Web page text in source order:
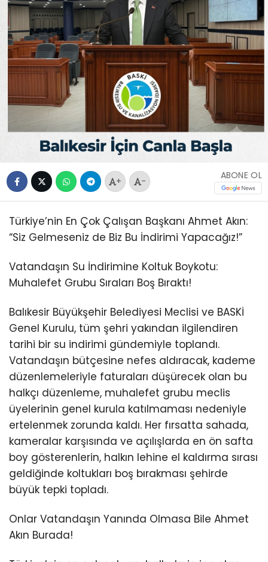
+ -
ABONE OL
Türkiye’nin En Çok Çalışan Başkanı Ahmet Akın:
“Siz Gelmeseniz de Biz Bu İndirimi Yapacağız!”
Vatandaşın Su İndirimine Koltuk Boykotu:
Muhalefet Grubu Sıraları Boş Bıraktı!
Balıkesir Büyükşehir Belediyesi Meclisi ve BASKİ
Genel Kurulu, tüm şehri yakından ilgilendiren
tarihi bir su indirimi gündemiyle toplandı.
Vatandaşın bütçesine nefes aldıracak, kademe
düzenlemeleriyle faturaları düşürecek olan bu
halkçı düzenleme, muhalefet grubu meclis
üyelerinin genel kurula katılmaması nedeniyle
ertelenmek zorunda kaldı. Her fırsatta sahada,
kameralar karşısında ve açılışlarda en ön safta
boy gösterenlerin, halkın lehine el kaldırma sırası
geldiğinde koltukları boş bırakması şehirde
büyük tepki topladı.
Onlar Vatandaşın Yanında Olmasa Bile Ahmet
Akın Burada!